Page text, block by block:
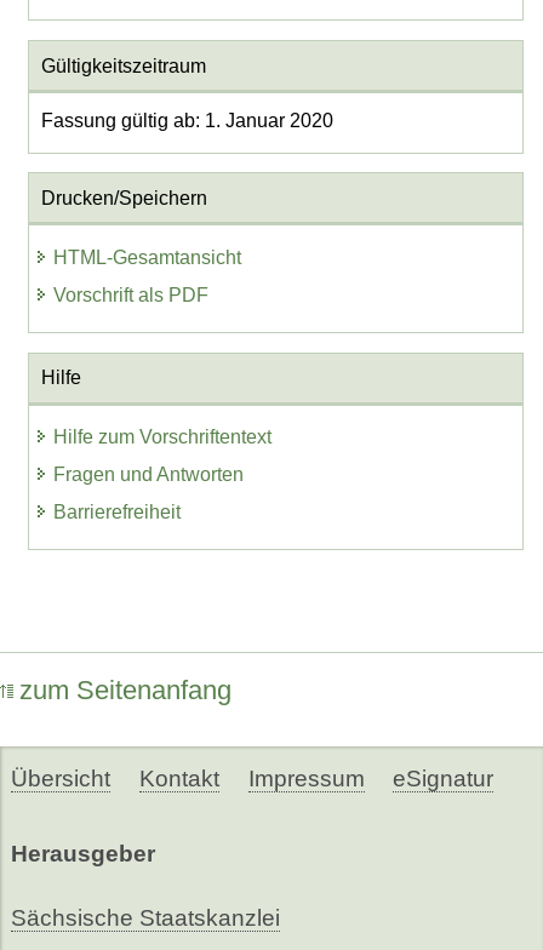
Gültigkeitszeitraum
Fassung gültig ab: 1. Januar 2020
Drucken/Speichern
HTML-Gesamtansicht
Vorschrift als PDF
Hilfe
Hilfe zum Vorschriftentext
Fragen und Antworten
Barrierefreiheit
zum Seitenanfang
Übersicht Kontakt Impressum eSignatur
Herausgeber
Sächsische Staatskanzlei